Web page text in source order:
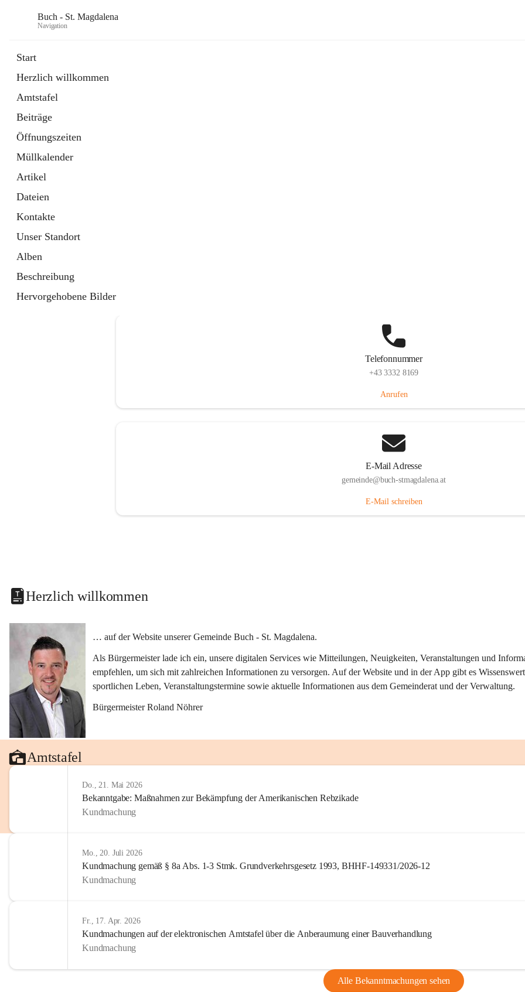
Buch - St. Magdalena
Navigation
Start
Herzlich willkommen
Amtstafel
Beiträge
Öffnungszeiten
Müllkalender
Artikel
Dateien
Kontakte
Unser Standort
Alben
Beschreibung
Hervorgehobene Bilder
Telefonnummer
+43 3332 8169
Anrufen
E-Mail Adresse
gemeinde@buch-stmagdalena.at
E-Mail schreiben
Herzlich willkommen
… auf der Website unserer Gemeinde Buch - St. Magdalena.
Als Bürgermeister lade ich ein, unsere digitalen Services wie Mitteilungen, Neuigkeiten, Veranstaltungen und
empfehlen, um sich mit zahlreichen Informationen zu versorgen. Auf der Website und in der App gibt es
sportlichen Leben, Veranstaltungstermine sowie aktuelle Informationen aus dem Gemeinderat und der Verwaltung.
Bürgermeister Roland Nöhrer
Amtstafel
Do., 21. Mai 2026
Bekanntgabe: Maßnahmen zur Bekämpfung der Amerikanischen Rebzikade
Kundmachung
Mo., 20. Juli 2026
Kundmachung gemäß § 8a Abs. 1-3 Stmk. Grundverkehrsgesetz 1993, BHHF-149331/2026-12
Kundmachung
Fr., 17. Apr. 2026
Kundmachungen auf der elektronischen Amtstafel über die Anberaumung einer Bauverhandlung
Kundmachung
Alle Bekanntmachungen sehen